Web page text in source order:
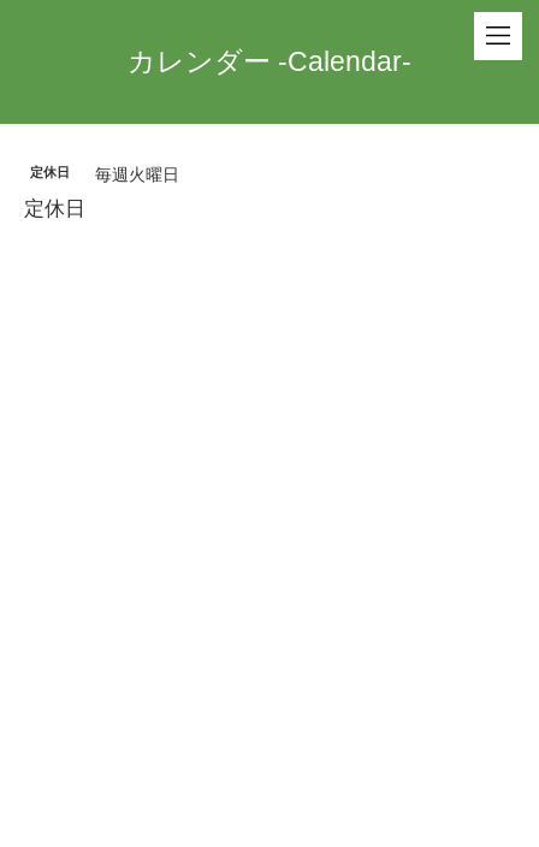
カレンダー -Calendar-
定休日 毎週火曜日
定休日